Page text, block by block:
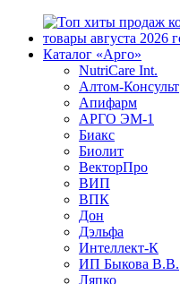
Каталог «Арго»
NutriCare Int.
Алтом-Консульт
Апифарм
АРГО ЭМ-1
Биакс
Биолит
ВекторПро
ВИП
ВПК
Дон
Дэльфа
Интеллект-К
ИП Быкова В.В.
Ляпко